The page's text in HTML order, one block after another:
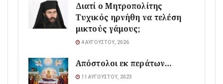
Διατί ο Μητροπολίτης
Τυχικός ηρνήθη να τελέση
μικτούς γάμους;
4 ΑΥΓΟΎΣΤΟΥ, 2026
Απόστολοι εκ περάτων…
11 ΑΥΓΟΎΣΤΟΥ, 2023